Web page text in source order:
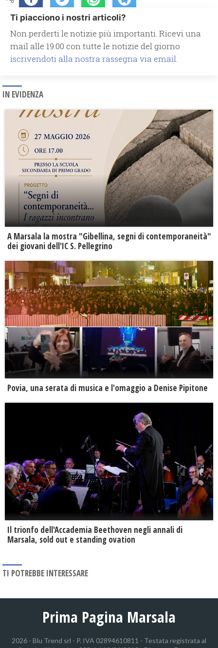
Ti piacciono i nostri articoli?
Non perderti le notizie più importanti. Ricevi una
mail alle 19.00 con tutte le notizie del giorno
iscrivendoti alla nostra rassegna via email.
IN EVIDENZA
A Marsala la mostra "Gibellina, segni di contemporaneità"
dei giovani dell'IC S. Pellegrino
Povia, una serata di musica e l'omaggio a Denise Pipitone
Il trionfo dell'Accademia Beethoven negli annali di
Marsala, sold out e standing ovation
TI POTREBBE INTERESSARE
Prima Pagina Marsala
2026 - Blu Trend srl - P. IVA 02894610811 - Testata registrata al